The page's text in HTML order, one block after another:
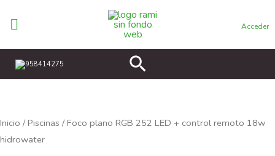
Acceder
958414275 Buscar
Inicio / Piscinas / Foco plano RGB 252 LED + control remoto 18w
hidrowater